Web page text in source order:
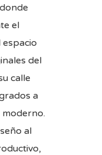
el
espacio
del
calle
a
al